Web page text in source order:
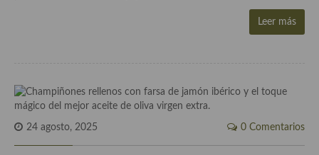
En El Candelero
Prensa
Leer más
24 agosto, 2025 0 Comentarios